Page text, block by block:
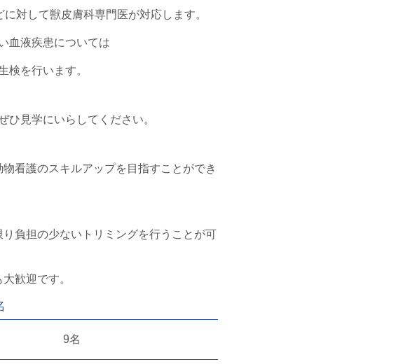
対して獣皮膚科専門医が対応します。
血液疾患については
検を行います。
見学にいらしてください。
看護のスキルアップを目指すことができ
負担の少ないトリミングを行うことが可
歓迎です。
9名